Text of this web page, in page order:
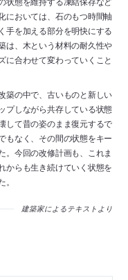
においては、石のもつ時間軸
手を加える部分を明快にする
は、木という材料の耐久性や
に合わせて変わっていくこと
築の中で、古いものと新しい
プしながら共存している状態
して昔の姿のまま復元するで
もなく、その間の状態をキー
。今回の改修計画も、これま
からも生き続けていく状態を
建築家によるテキストより